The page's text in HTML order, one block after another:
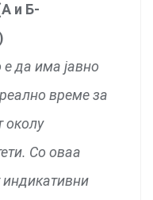
и Б-
е да има јавно
време за
околу
Со оваа